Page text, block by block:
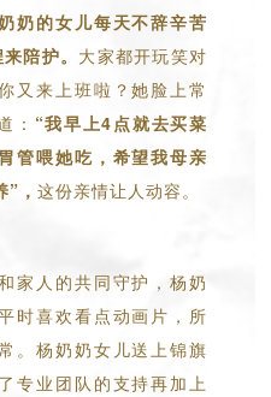
奶的女儿每天不辞辛苦
陪护。 大家都开玩笑对
又来上班啦？她脸上常
： “我早上4点就去买菜
管喂她吃，希望我母亲
， 这份亲情让人动容。
家人的共同守护，杨奶
时喜欢看点动画片，所
。杨奶奶女儿送上锦旗
专业团队的支持再加上